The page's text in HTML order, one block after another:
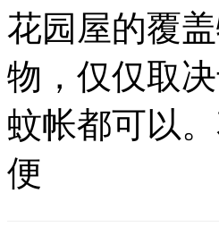
花园屋的覆
物，仅仅取
蚊帐都可以
便